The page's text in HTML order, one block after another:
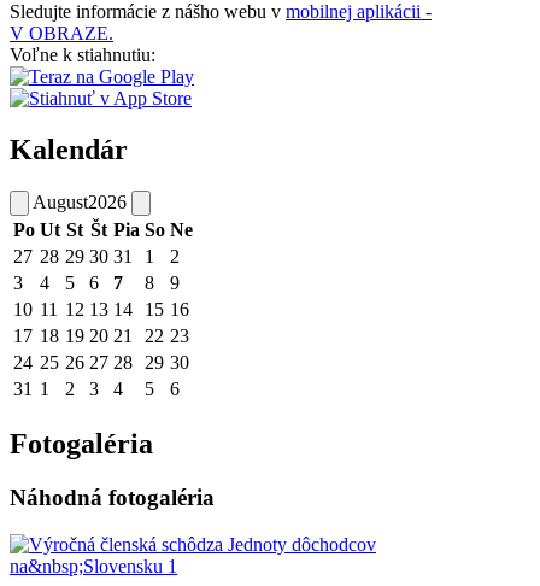
Sledujte informácie z nášho webu v mobilnej aplikácii -
V OBRAZE.
Voľne k stiahnutiu:
Kalendár
August2026
Po Ut St Št Pia So Ne
27 28 29 30 31 1
2
3
4 5 6 7 8
9
10 11 12 13 14 15 16
17 18 19 20 21 22 23
24 25 26 27 28 29 30
31 1 2 3 4 5 6
Fotogaléria
Náhodná fotogaléria